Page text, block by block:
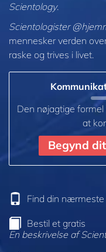
Scientology.
Scientologister
mennesker verden
raske og trives i livet.
Den nøjagtige
at
Begynd
Find din
Bestil et gratis
En beskrivelse af